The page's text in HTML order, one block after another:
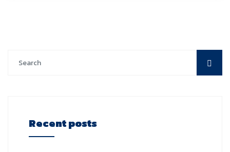
Recent posts